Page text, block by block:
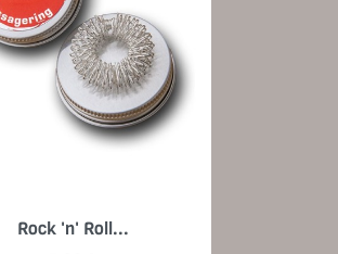
Vorschau
Rock 'n' Roll...